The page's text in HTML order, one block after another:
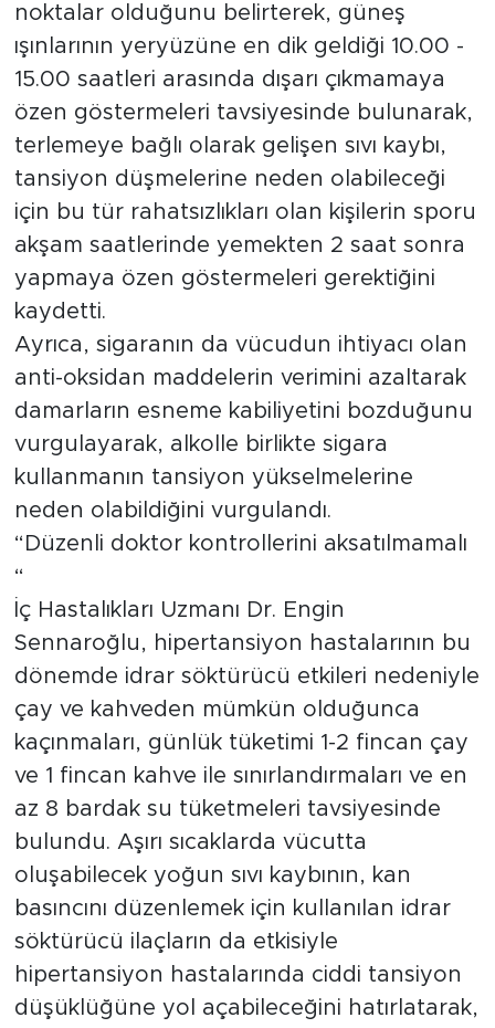
noktalar olduğunu belirterek, güneş
ışınlarının yeryüzüne en dik geldiği 10.00 -
15.00 saatleri arasında dışarı çıkmamaya
özen göstermeleri tavsiyesinde bulunarak,
terlemeye bağlı olarak gelişen sıvı kaybı,
tansiyon düşmelerine neden olabileceği
için bu tür rahatsızlıkları olan kişilerin sporu
akşam saatlerinde yemekten 2 saat sonra
yapmaya özen göstermeleri gerektiğini
kaydetti.
Ayrıca, sigaranın da vücudun ihtiyacı olan
anti-oksidan maddelerin verimini azaltarak
damarların esneme kabiliyetini bozduğunu
vurgulayarak, alkolle birlikte sigara
kullanmanın tansiyon yükselmelerine
neden olabildiğini vurgulandı.
“Düzenli doktor kontrollerini aksatılmamalı
“
İç Hastalıkları Uzmanı Dr. Engin
Sennaroğlu, hipertansiyon hastalarının bu
dönemde idrar söktürücü etkileri nedeniyle
çay ve kahveden mümkün olduğunca
kaçınmaları, günlük tüketimi 1-2 fincan çay
ve 1 fincan kahve ile sınırlandırmaları ve en
az 8 bardak su tüketmeleri tavsiyesinde
bulundu. Aşırı sıcaklarda vücutta
oluşabilecek yoğun sıvı kaybının, kan
basıncını düzenlemek için kullanılan idrar
söktürücü ilaçların da etkisiyle
hipertansiyon hastalarında ciddi tansiyon
düşüklüğüne yol açabileceğini hatırlatarak,